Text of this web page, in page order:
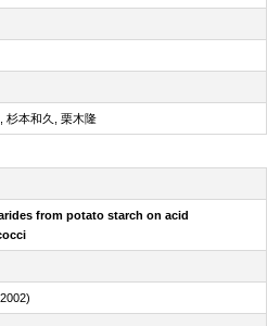
杉本和久, 栗木隆
from potato starch on acid